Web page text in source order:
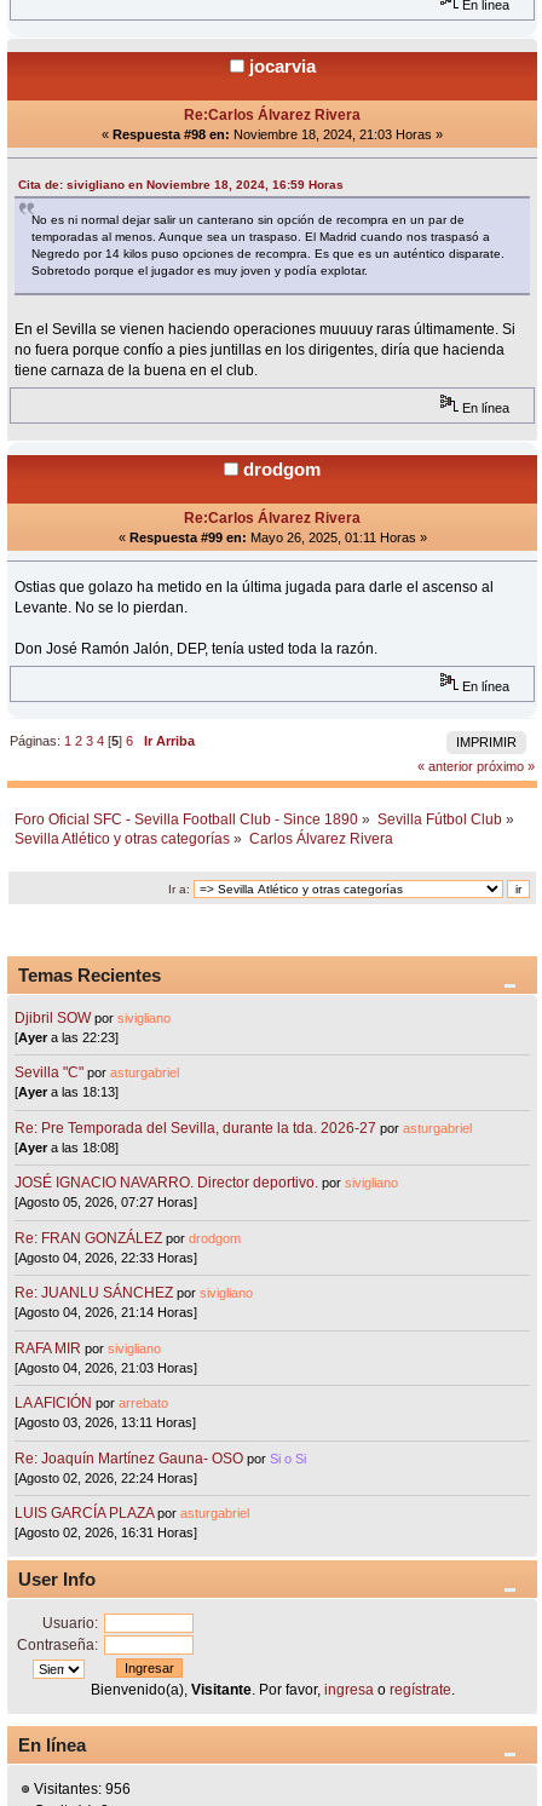
En línea
jocarvia
Re:Carlos Álvarez Rivera
« Respuesta #98 en: Noviembre 18, 2024, 21:03 Horas »
Cita de: sivigliano en Noviembre 18, 2024, 16:59 Horas
No es ni normal dejar salir un canterano sin opción de recompra en un par de
temporadas al menos. Aunque sea un traspaso. El Madrid cuando nos traspasó a
Negredo por 14 kilos puso opciones de recompra. Es que es un auténtico disparate.
Sobretodo porque el jugador es muy joven y podía explotar.
En el Sevilla se vienen haciendo operaciones muuuuy raras últimamente. Si
no fuera porque confío a pies juntillas en los dirigentes, diría que hacienda
tiene carnaza de la buena en el club.
En línea
drodgom
Re:Carlos Álvarez Rivera
« Respuesta #99 en: Mayo 26, 2025, 01:11 Horas »
Ostias que golazo ha metido en la última jugada para darle el ascenso al
Levante. No se lo pierdan.
Don José Ramón Jalón, DEP, tenía usted toda la razón.
En línea
IMPRIMIR
Páginas: 1 2 3 4 [5]6
Ir Arriba
« anterior próximo »
Foro Oficial SFC - Sevilla Football Club - Since 1890 » Sevilla Fútbol Club »
Sevilla Atlético y otras categorías » Carlos Álvarez Rivera
Ir a:
Temas Recientes
Djibril SOW porsivigliano
[Ayera las 22:23]
Sevilla "C"porasturgabriel
[Ayera las 18:13]
Re: Pre Temporada del Sevilla, durante la tda. 2026-27 porasturgabriel
[Ayera las 18:08]
JOSÉ IGNACIO NAVARRO. Director deportivo. porsivigliano
[Agosto 05, 2026, 07:27 Horas]
Re: FRAN GONZÁLEZ pordrodgom
[Agosto 04, 2026, 22:33 Horas]
Re: JUANLU SÁNCHEZ porsivigliano
[Agosto 04, 2026, 21:14 Horas]
RAFA MIR porsivigliano
[Agosto 04, 2026, 21:03 Horas]
LA AFICIÓN porarrebato
[Agosto 03, 2026, 13:11 Horas]
Re: Joaquín Martínez Gauna- OSO porSi o Si
[Agosto 02, 2026, 22:24 Horas]
LUIS GARCÍA PLAZA porasturgabriel
[Agosto 02, 2026, 16:31 Horas]
User Info
Usuario:
Contraseña:
Bienvenido(a), Visitante. Por favor, ingresao regístrate.
En línea
Visitantes: 956